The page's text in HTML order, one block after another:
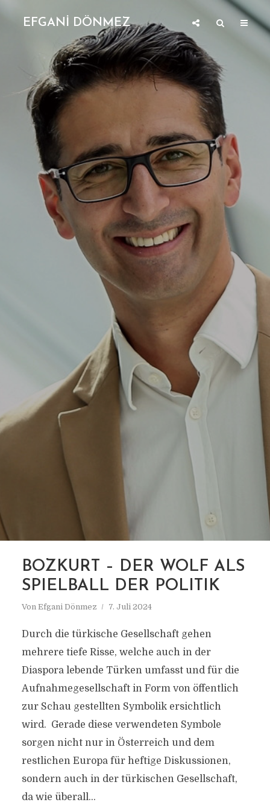
EFGANİ DÖNMEZ
SYMBOL WOLFSGRUSS
BOZKURT – DER WOLF ALS
SPIELBALL DER POLITIK
Von Efgani Dönmez 7. Juli 2024
Durch die türkische Gesellschaft gehen
mehrere tiefe Risse, welche auch in der
Diaspora lebende Türken umfasst und für die
Aufnahmegesellschaft in Form von öffentlich
zur Schau gestellten Symbolik ersichtlich
wird. Gerade diese verwendeten Symbole
sorgen nicht nur in Österreich und dem
restlichen Europa für heftige Diskussionen,
sondern auch in der türkischen Gesellschaft,
da wie überall...